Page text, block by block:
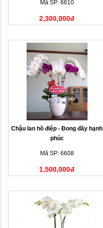
Mã SP: 6610
2,300,000đ
Chậu lan hồ điệp - Đong đầy hạnh
phúc
Mã SP: 6608
1,500,000đ